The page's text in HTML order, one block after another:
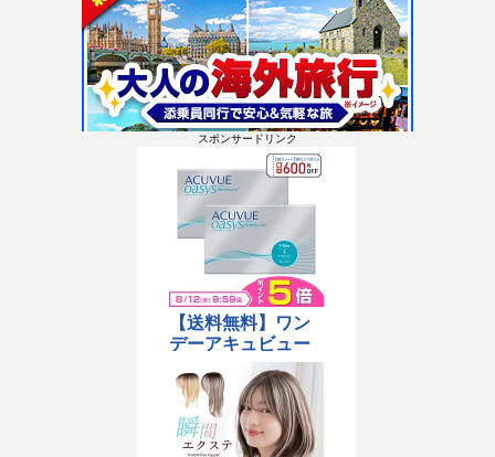
スポンサードリンク